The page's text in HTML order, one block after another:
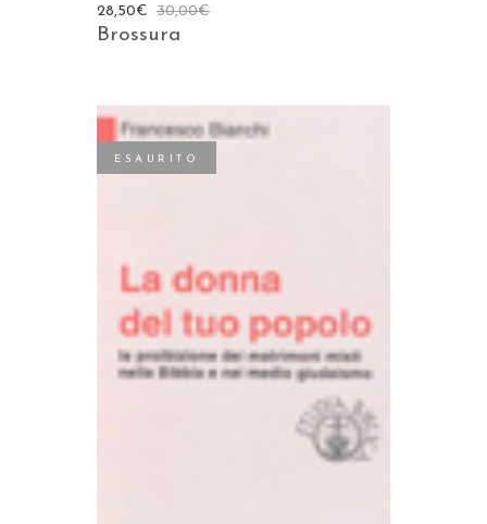
30,00€
28,50€
Brossura
ESAURITO
LEGGI TUTTO